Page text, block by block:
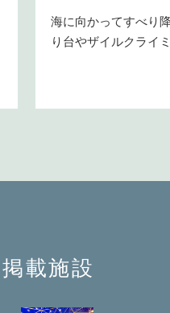
海に向かってすべり
り台やザイルクライ
載施設